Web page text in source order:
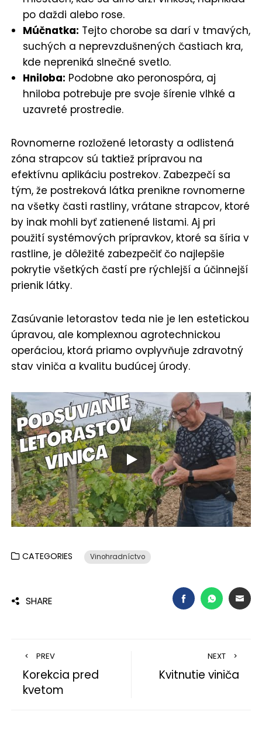
po daždi alebo rose.
Múčnatka: Tejto chorobe sa darí v tmavých,
suchých a neprevzdušnených častiach kra,
kde nepreniká slnečné svetlo.
Hniloba: Podobne ako peronospóra, aj
hniloba potrebuje pre svoje šírenie vlhké a
uzavreté prostredie.
Rovnomerne rozložené letorasty a odlistená
zóna strapcov sú taktiež prípravou na
efektívnu aplikáciu postrekov. Zabezpečí sa
tým, že postreková látka prenikne rovnomerne
na všetky časti rastliny, vrátane strapcov, ktoré
by inak mohli byť zatienené listami. Aj pri
použití systémových prípravkov, ktoré sa šíria v
rastline, je dôležité zabezpečiť čo najlepšie
pokrytie všetkých častí pre rýchlejší a účinnejší
prienik látky.
Zasúvanie letorastov teda nie je len estetickou
úpravou, ale komplexnou agrotechnickou
operáciou, ktorá priamo ovplyvňuje zdravotný
stav viniča a kvalitu budúcej úrody.
CATEGORIES Vinohradníctvo
SHARE FACEBOOK
PREV
Korekcia pred
kvetom
NEXT
Kvitnutie viniča